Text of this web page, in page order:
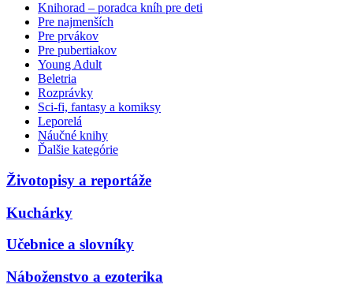
Knihorad – poradca kníh pre deti
Pre najmenších
Pre prvákov
Pre pubertiakov
Young Adult
Beletria
Rozprávky
Sci-fi, fantasy a komiksy
Leporelá
Náučné knihy
Ďalšie kategórie
Životopisy a reportáže
Kuchárky
Učebnice a slovníky
Náboženstvo a ezoterika